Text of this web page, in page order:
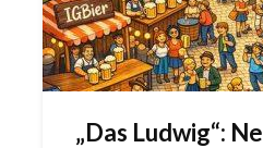
„Das Ludwig“: